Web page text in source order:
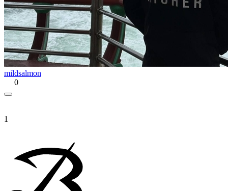
mildsalmon
0
1